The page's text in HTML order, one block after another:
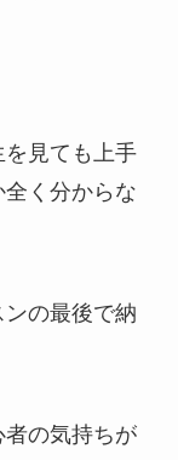
を見ても上手
く分からな
ンの最後で納
者の気持ちが